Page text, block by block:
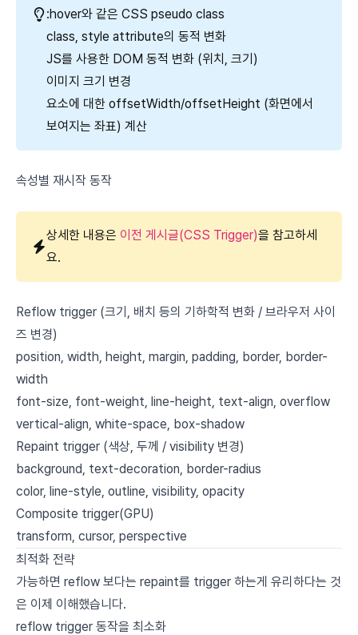
:hover와 같은 CSS pseudo class
class, style attribute의 동적 변화
JS를 사용한 DOM 동적 변화 (위치, 크기)
이미지 크기 변경
요소에 대한 offsetWidth/offsetHeight (화면에서
보여지는 좌표) 계산
속성별 재시작 동작
상세한 내용은 이전 게시글(CSS Trigger)을 참고하세
요.
Reflow trigger (크기, 배치 등의 기하학적 변화 / 브라우저 사이
즈 변경)
position, width, height, margin, padding, border, border-
width
font-size, font-weight, line-height, text-align, overflow
vertical-align, white-space, box-shadow
Repaint trigger (색상, 두께 / visibility 변경)
background, text-decoration, border-radius
color, line-style, outline, visibility, opacity
Composite trigger(GPU)
transform, cursor, perspective
최적화 전략
가능하면 reflow 보다는 repaint를 trigger 하는게 유리하다는 것
은 이제 이해했습니다.
reflow trigger 동작을 최소화